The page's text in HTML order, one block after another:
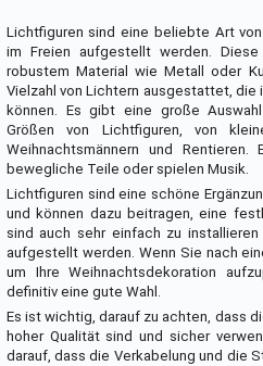
Lichtfiguren sind eine beliebte Art
im Freien aufgestellt werden.
robustem Material wie Metall oder
Vielzahl von Lichtern ausgestattet, die
können. Es gibt eine große
Größen von Lichtfiguren, von
Weihnachtsmännern und
bewegliche Teile oder spielen Musik.
Lichtfiguren sind eine schöne
und können dazu beitragen, eine
sind auch sehr einfach zu
aufgestellt werden. Wenn Sie nach
um Ihre Weihnachtsdekoration
definitiv eine gute Wahl.
Es ist wichtig, darauf zu achten, dass
hoher Qualität sind und sicher
darauf, dass die Verkabelung und die